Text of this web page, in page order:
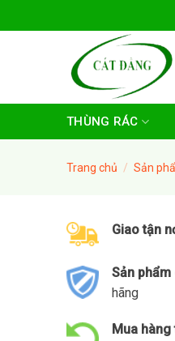
to
THÙNG RÁC
Trang chủ / Sản
Giao tận
Sản
hãng
Mua